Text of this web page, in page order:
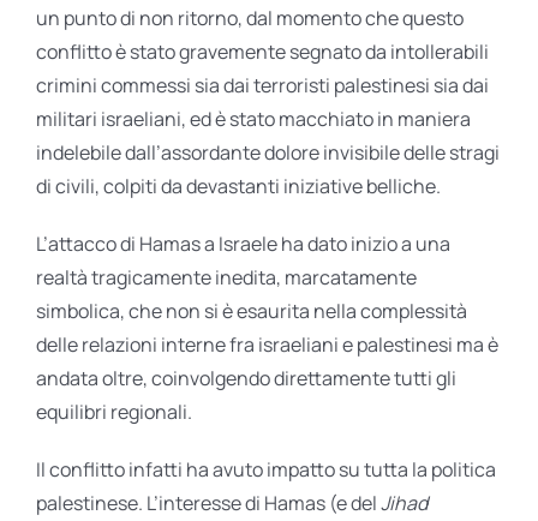
un punto di non ritorno, dal momento che questo
conflitto è stato gravemente segnato da intollerabili
crimini commessi sia dai terroristi palestinesi sia dai
militari israeliani, ed è stato macchiato in maniera
indelebile dall’assordante dolore invisibile delle stragi
di civili, colpiti da devastanti iniziative belliche.
L’attacco di Hamas a Israele ha dato inizio a una
realtà tragicamente inedita, marcatamente
simbolica, che non si è esaurita nella complessità
delle relazioni interne fra israeliani e palestinesi ma è
andata oltre, coinvolgendo direttamente tutti gli
equilibri regionali.
Il conflitto infatti ha avuto impatto su tutta la politica
palestinese. L’interesse di Hamas (e delJihad